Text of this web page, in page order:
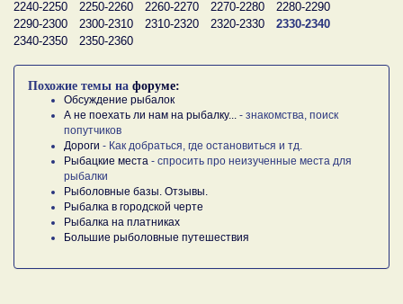
2240-2250
2250-2260 2260-2270 2270-2280
2280-2290
2290-2300
2300-2310 2310-2320 2320-2330
2330-2340
2340-2350
2350-2360
Похожие темы на форуме:
Обсуждение рыбалок
А не поехать ли нам на рыбалку...
- знакомства, поиск
попутчиков
Дороги - Как добраться, где остановиться и тд.
Рыбацкие места - спросить про неизученные места для
рыбалки
Рыболовные базы. Отзывы.
Рыбалка в городской черте
Рыбалка на платниках
Большие рыболовные путешествия